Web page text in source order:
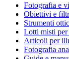
Fotografia e
Obiettivi e
Strumenti
Lotti misti
Articoli per
Fotografia